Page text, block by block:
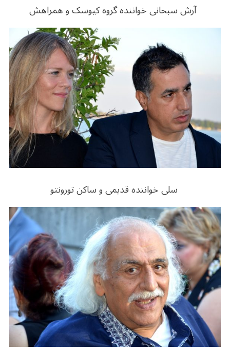
آرش سبحانی خواننده گروه کیوسک و همراهش
سلی خواننده قدیمی و ساکن تورونتو